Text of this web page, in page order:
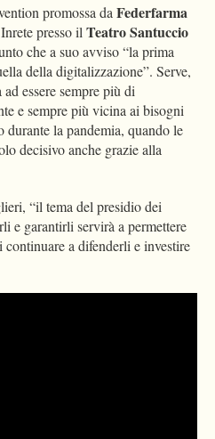
promossa da Federfarma
presso il Teatro Santuccio
che a suo avviso “la prima
della digitalizzazione”. Serve,
essere sempre più di
e sempre più vicina ai bisogni
la pandemia, quando le
decisivo anche grazie alla
“il tema del presidio dei
e garantirli servirà a permettere
a difenderli e investire